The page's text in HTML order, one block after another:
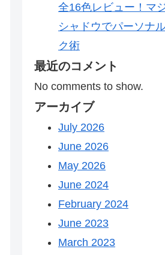
全16色レビュー！マ
シャドウでパーソナ
ク術
最近のコメント
No comments to show.
アーカイブ
July 2026
June 2026
May 2026
June 2024
February 2024
June 2023
March 2023